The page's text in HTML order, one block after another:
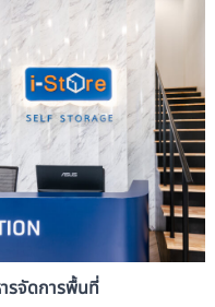
รจัดการพื้นที่